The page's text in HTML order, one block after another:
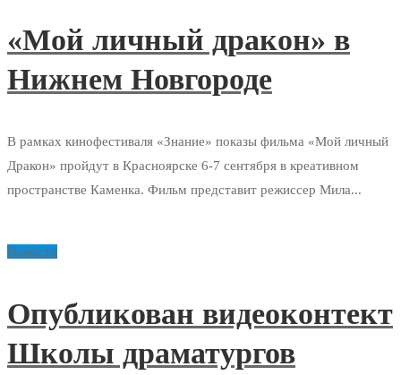
«Мой личный дракон» в
Нижнем Новгороде
В рамках кинофестиваля «Знание» показы фильма «Мой личный
Дракон» пройдут в Красноярске 6-7 сентября в креативном
пространстве Каменка. Фильм представит режиссер Мила...
Новости
Опубликован видеоконтект
Школы драматургов